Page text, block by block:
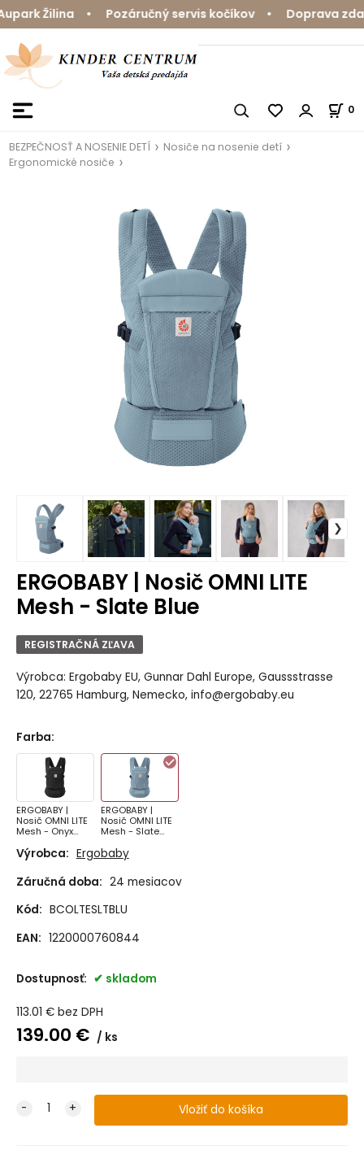
Žilina • Pozáručný servis kočíkov • Doprava
0
BEZPEČNOSŤ A NOSENIE DETÍ
Nosiče na nosenie detí
Ergonomické nosiče
ERGOBABY | Nosič OMNI LITE
Mesh - Slate Blue
REGISTRAČNÁ ZĽAVA
Výrobca: Ergobaby EU, Gunnar Dahl Europe, Gaussstrasse
120, 22765 Hamburg, Nemecko, info@ergobaby.eu
Farba:
ERGOBABY |
Nosič OMNI LITE
Mesh - Onyx
ERGOBABY |
Nosič OMNI LITE
Mesh - Slate
Výrobca: Ergobaby
Záručná doba: 24 mesiacov
Kód: BCOLTESLTBLU
EAN: 1220000760844
Dostupnosť: skladom
113.01 € bez DPH
139.00 € ks